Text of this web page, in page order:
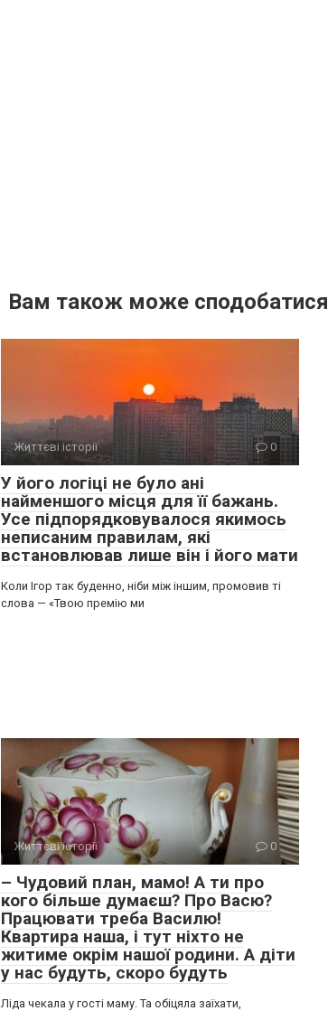
Вам також може сподобатися
Життєві історії 0
У його логіці не було ані
найменшого місця для її бажань.
Усе підпорядковувалося якимось
неписаним правилам, які
встановлював лише він і його мати
Коли Ігор так буденно, ніби між іншим, промовив ті
слова — «Твою премію ми
Життєві історії 0
– Чудовий план, мамо! А ти про
кого більше думаєш? Про Васю?
Працювати треба Василю!
Квартира наша, і тут ніхто не
житиме окрім нашої родини. А діти
у нас будуть, скоро будуть
Ліда чекала у гості маму. Та обіцяла заїхати,